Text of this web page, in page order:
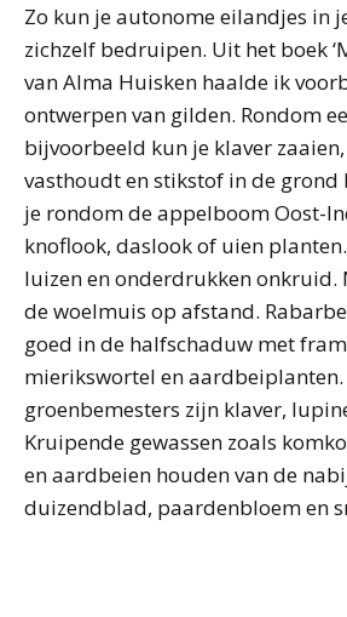
Zo kun je autonome eilandjes in
zichzelf bedruipen. Uit het boek
van Alma Huisken haalde ik
ontwerpen van gilden. Rondom
bijvoorbeeld kun je klaver
vasthoudt en stikstof in de grond
je rondom de appelboom Oost-
knoflook, daslook of uien
luizen en onderdrukken onkruid.
de woelmuis op afstand.
goed in de halfschaduw met
mierikswortel en
groenbemesters zijn klaver,
Kruipende gewassen zoals
en aardbeien houden van de
duizendblad, paardenbloem en